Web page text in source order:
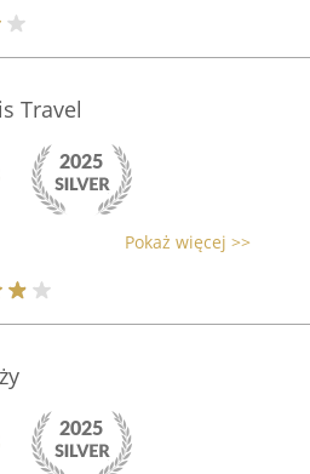
Travel
Pokaż więcej >>